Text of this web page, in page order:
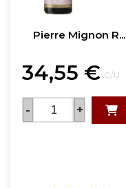
Pierre Mignon R...
34,55 € c/u
- +